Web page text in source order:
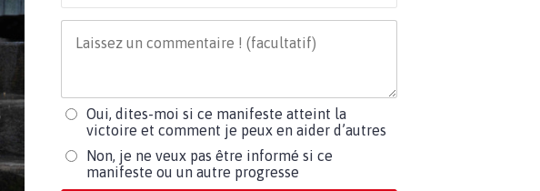
Oui, dites-moi si ce manifeste atteint la
victoire et comment je peux en aider d’autres
Non, je ne veux pas être informé si ce
manifeste ou un autre progresse